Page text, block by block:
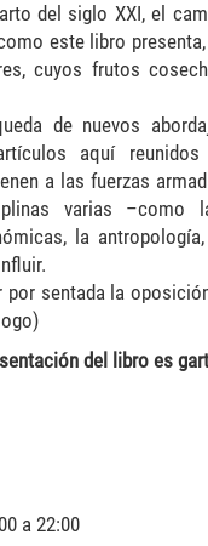
del siglo XXI, el
este libro
cuyos frutos
de nuevos
aquí
a las fuerzas
varias –como
la
sentada la
del libro es
a 22:00